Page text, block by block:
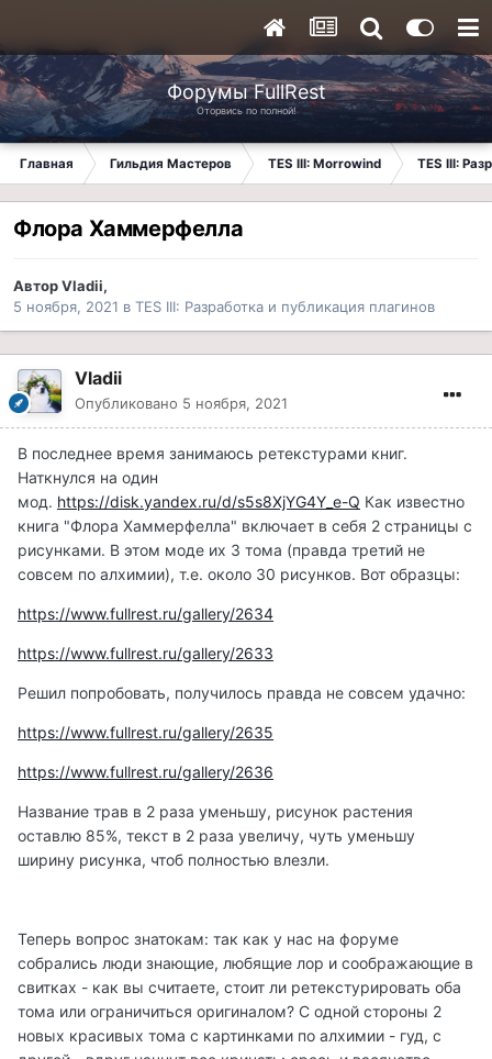
Форумы FullRest
Оторвись по полной!
Главная Гильдия Мастеров TES III: Morrowind TES III:
Флора Хаммерфелла
АвторVladii,
5 ноября, 2021 в TES III: Разработка и публикация плагинов
Vladii
Опубликовано 5 ноября, 2021
В последнее время занимаюсь ретекстурами книг.
Наткнулся на один
мод. https://disk.yandex.ru/d/s5s8XjYG4Y_e-Q Как известно
книга "Флора Хаммерфелла" включает в себя 2 страницы с
рисунками. В этом моде их 3 тома (правда третий не
совсем по алхимии), т.е. около 30 рисунков. Вот образцы:
https://www.fullrest.ru/gallery/2634
https://www.fullrest.ru/gallery/2633
Решил попробовать, получилось правда не совсем удачно:
https://www.fullrest.ru/gallery/2635
https://www.fullrest.ru/gallery/2636
Название трав в 2 раза уменьшу, рисунок растения
оставлю 85%, текст в 2 раза увеличу, чуть уменьшу
ширину рисунка, чтоб полностью влезли.
Теперь вопрос знатокам: так как у нас на форуме
собрались люди знающие, любящие лор и соображающие в
свитках - как вы считаете, стоит ли ретекстурировать оба
тома или ограничиться оригиналом? С одной стороны 2
новых красивых тома с картинками по алхимии - гуд, с